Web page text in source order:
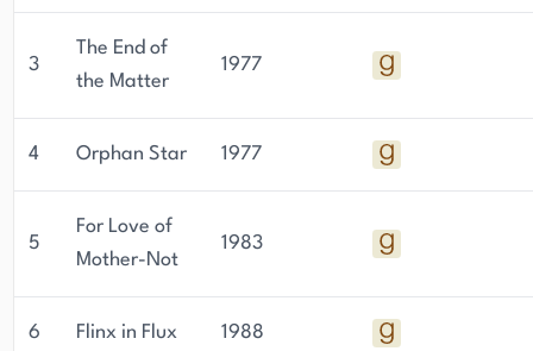
3
The End of
the Matter
1977
4 Orphan Star 1977
5
For Love of
Mother-Not
1983
6 Flinx in Flux 1988